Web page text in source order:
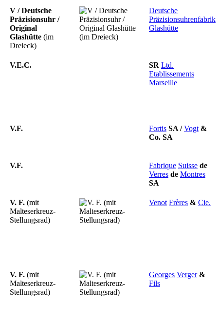
V / Deutsche
Präzisionsuhr /
Original
Glashütte (im
Dreieck)
Deutsche
Präzisionsuhrenfabrik
Glashütte
V.E.C. SR Ltd.
Etablissements
Marseille
V.F. Fortis SA /Vogt &
Co. SA
V.F. Fabrique Suisse de
Verres de Montres
SA
V. F. (mit
Malteserkreuz-
Stellungsrad)
Venot Frères & Cie.
V. F. (mit
Malteserkreuz-
Stellungsrad)
Georges Verger &
Fils